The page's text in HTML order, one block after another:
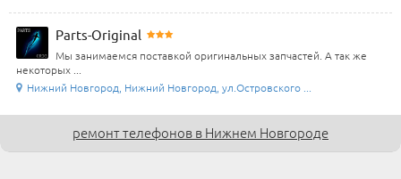
Parts-Original
Мы занимаемся поставкой оригинальных запчастей. А так же
некоторых ...
Нижний Новгород, Нижний Новгород, ул.Островского ...
ремонт телефонов в Нижнем Новгороде